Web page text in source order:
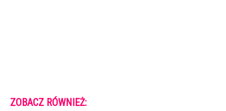
ZOBACZ RÓWNIEŻ: